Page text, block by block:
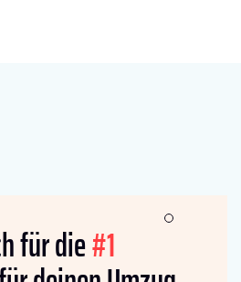
für die#1